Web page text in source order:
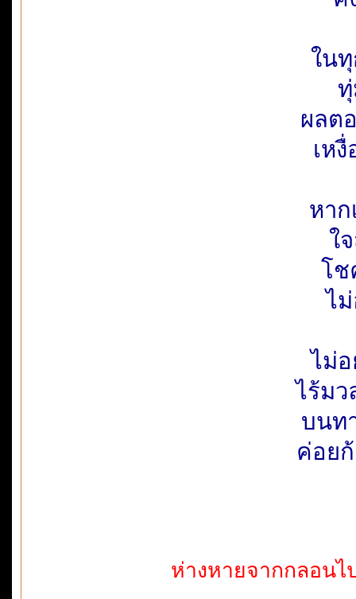
ใน
ผลต
เห
หา
ใ
โช
ไม่
ไม่
ไร้ม
บนท
ค่อย
ห่างหายจากกลอนไ